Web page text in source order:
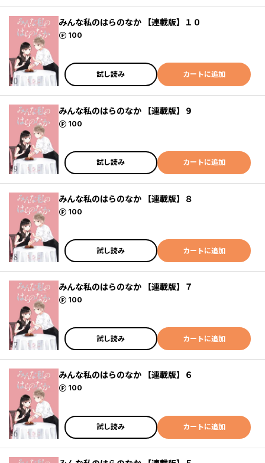
みんな私のはらのなか 【連載版】１０
100
ポイント
試し読み カートに追加
みんな私のはらのなか 【連載版】９
100
ポイント
試し読み カートに追加
みんな私のはらのなか 【連載版】８
100
ポイント
試し読み カートに追加
みんな私のはらのなか 【連載版】７
100
ポイント
試し読み カートに追加
みんな私のはらのなか 【連載版】６
100
ポイント
試し読み カートに追加